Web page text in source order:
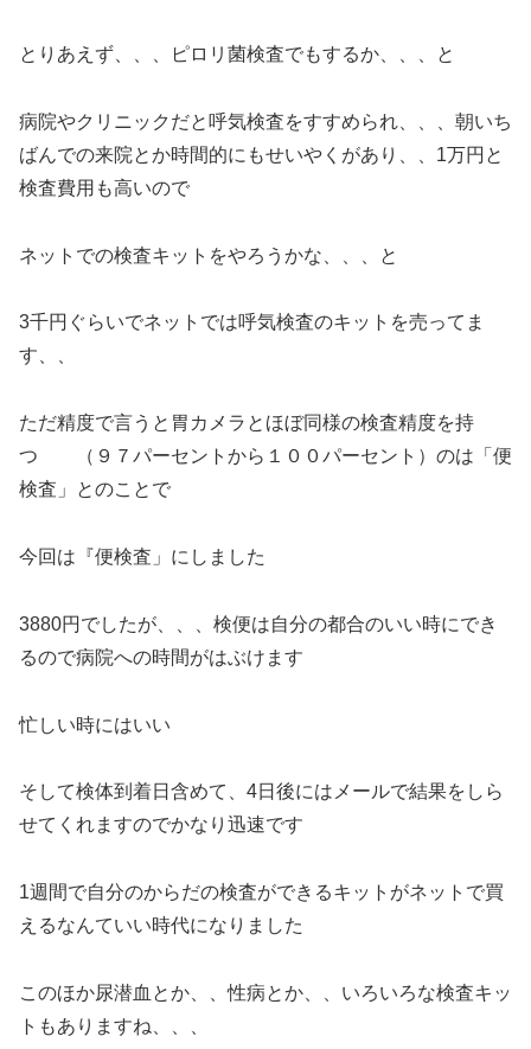
とりあえず、、、ピロリ菌検査でもするか、、、と
病院やクリニックだと呼気検査をすすめられ、、、朝いち
ばんでの来院とか時間的にもせいやくがあり、、1万円と
検査費用も高いので
ネットでの検査キットをやろうかな、、、と
3千円ぐらいでネットでは呼気検査のキットを売ってま
す、、
ただ精度で言うと胃カメラとほぼ同様の検査精度を持
つ （９７パーセントから１００パーセント）のは「便
検査」とのことで
今回は『便検査」にしました
3880円でしたが、、、検便は自分の都合のいい時にでき
るので病院への時間がはぶけます
忙しい時にはいい
そして検体到着日含めて、4日後にはメールで結果をしら
せてくれますのでかなり迅速です
1週間で自分のからだの検査ができるキットがネットで買
えるなんていい時代になりました
このほか尿潜血とか、、性病とか、、いろいろな検査キッ
トもありますね、、、